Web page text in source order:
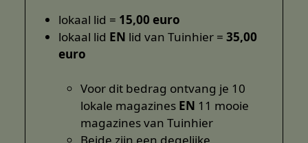
lokaal lid = 15,00 euro
lokaal lid EN lid van Tuinhier = 35,00
euro
Voor dit bedrag ontvang je 10
lokale magazines EN 11 mooie
magazines van Tuinhier
Beide zijn een degelijke